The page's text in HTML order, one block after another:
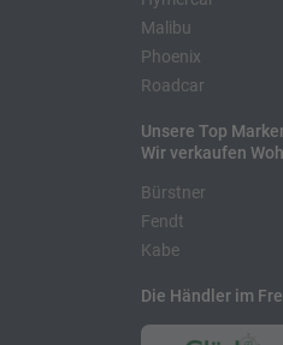
Malibu
Phoenix
Roadcar
Unsere Top
Wir verkaufen
Bürstner
Fendt
Kabe
Die Händler im